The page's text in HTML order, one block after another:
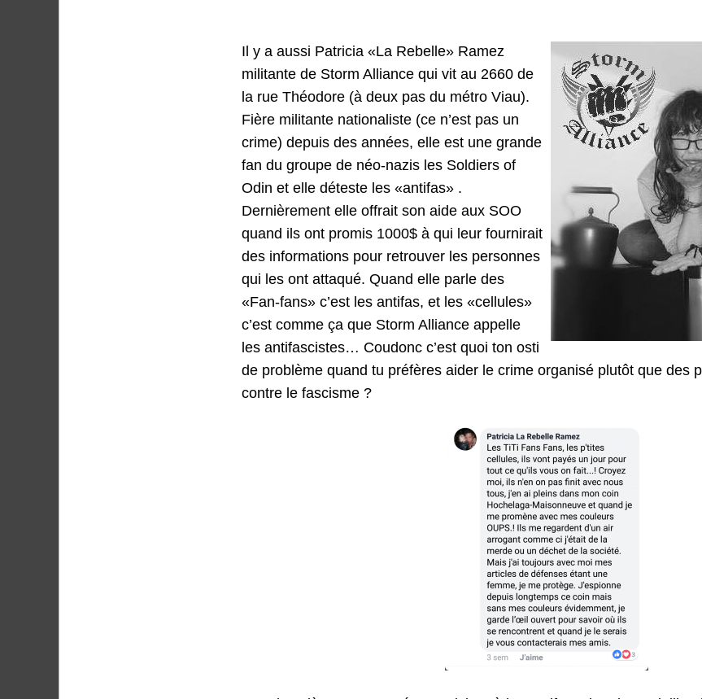
Il y a aussi Patricia «La Rebelle» Ramez
militante de Storm Alliance qui vit au 2660 de
la rue Théodore (à deux pas du métro Viau).
Fière militante nationaliste (ce n’est pas un
crime) depuis des années, elle est une grande
fan du groupe de néo-nazis les Soldiers of
Odin et elle déteste les «antifas» .
Dernièrement elle offrait son aide aux SOO
quand ils ont promis 1000$ à qui leur fournirait
des informations pour retrouver les personnes
qui les ont attaqué. Quand elle parle des
«Fan-fans» c’est les antifas, et les «cellules»
c’est comme ça que Storm Alliance appelle
les antifascistes… Coudonc c’est quoi ton osti
de problème quand tu préfères aider le crime organisé plutôt que des
contre le fascisme ?